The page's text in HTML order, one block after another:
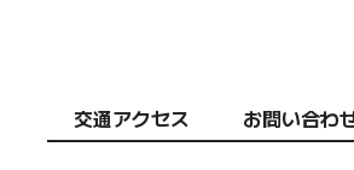
交通アクセス お問い合わ